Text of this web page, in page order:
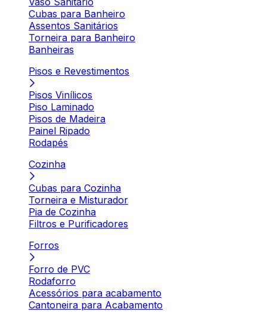
Cubas para Banheiro
Assentos Sanitários
Torneira para Banheiro
Banheiras
Pisos e Revestimentos
Pisos Vinílicos
Piso Laminado
Pisos de Madeira
Painel Ripado
Rodapés
Cozinha
Cubas para Cozinha
Torneira e Misturador
Pia de Cozinha
Filtros e Purificadores
Forros
Forro de PVC
Rodaforro
Acessórios para acabamento
Cantoneira para Acabamento